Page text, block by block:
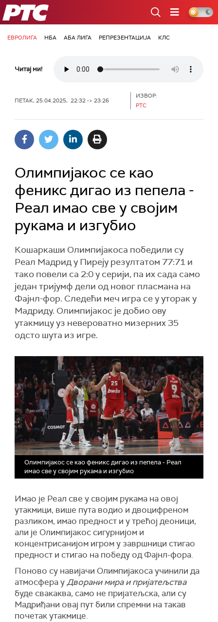
РТС
ЕВРОЛИГА НБА АБА ЛИГА РЕПРЕЗЕНТАЦИЈА КЛС
Читај ми!
ПЕТАК, 25.04.2025, 22:32 -> 23:26
ИЗВОР:
РТС
Олимпијакос се као
феникс дигао из пепела -
Реал имао све у својим
рукама и изгубио
Кошаркаши Олимпијакоса победили су
Реал Мадрид у Пиреју резултатом 77:71 и
тако повели са 2:0 у серији, па их сада само
један тријумф дели од новог пласмана на
Фајнл-фор. Следећи меч игра се у уторак у
Мадриду. Олимпијакос је добио ову
утакмицу уз невероватно мизерних 35
одсто шута из игре.
Олимпијакос се као феникс дигао из пепела - Реал
имао све у својим рукама и изгубио
Имао је Реал све у својим рукама на овој
утакмици, више пута водио и двоцифреном
разликом, имао предност и у трећој деоници,
али је Олимпијакос сигурнијом и
концентрисанијом игром у завршници стигао
предност и стигао на победу од Фајнл-фора.
Поново су навијачи Олимпијакоса учинили да
атмосфера уДворани мира и пријатељства
буде свакаква, само не пријатељска, али су
Мадриђани овај пут били спремни на такав
почетак утакмице.